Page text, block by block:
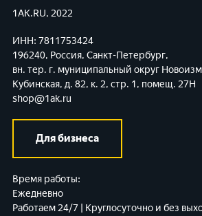
1AK.RU, 2022
ИНН: 7811753424
196240, Россия, Санкт-Петербург,
вн. тер. г. муниципальный округ
Кубинская, д. 82, к. 2, стр. 1, помещ. 27Н
shop@1ak.ru
Для бизнеса
Время работы:
Ежедневно
Работаем 24/7 | Круглосуточно и без